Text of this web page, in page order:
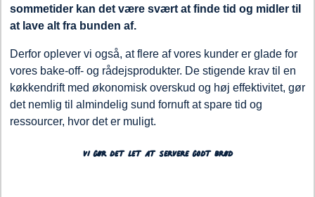
sommetider kan det være svært at finde tid og midler til
at lave alt fra bunden af.
Derfor oplever vi også, at flere af vores kunder er glade for
vores bake-off- og rådejsprodukter. De stigende krav til en
køkkendrift med økonomisk overskud og høj effektivitet, gør
det nemlig til almindelig sund fornuft at spare tid og
ressourcer, hvor det er muligt.
Vi gør det let at servere godt brød